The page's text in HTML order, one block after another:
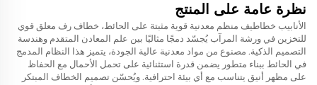
نظرة عامة على المنتج
الأنابيب خطاطيف منظم معدنية قوية مثبتة على الحائط، خطاف رف معلق قوي
للتخزين في ورشة المرآب يُجسّد دمجًا مثاليًا بين علم المعادن المتقدم وهندسة
التصميم الذكية. مصنوع من مواد معدنية عالية الجودة، يتميز هذا النظام المدمج
في الحائط ببناء متطور يضمن قدرة استثنائية على تحمل الأحمال مع الحفاظ
على مظهر أنيق يتناسب مع أي بيئة احترافية. ويُحسّن تصميم الخطاف المبتكر